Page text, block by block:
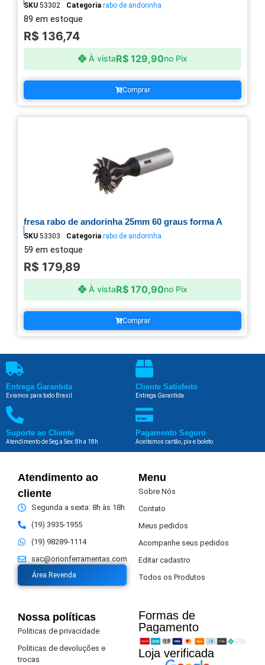
SKU 53302 Categoria rabo de andorinha
89 em estoque
R$ 136,74
À vistaR$129,90no Pix
Comprar
fresa rabo de andorinha 25mm 60 graus forma A
SKU 53303 Categoria rabo de andorinha
59 em estoque
R$ 179,89
À vistaR$170,90no Pix
Comprar
Entrega Garantida
Eviamos para todo Brasil
Cliente Satisfeito
Entrega Garantida
Suporte ao Cliente
Atendimento de Seg a Sex: 8h a 18h
Pagamento Seguro
Aceitamos cartão, pix e boleto
Atendimento ao
cliente
Segunda a sexta: 8h às 18h
(19) 3935-1955
(19) 98289-1114
sac@orionferramentas.com
Área Revenda
Menu
Sobre Nós
Contato
Meus pedidos
Acompanhe seus pedidos
Editar cadastro
Todos os Produtos
Nossa políticas
Politicas de privacidade
Politicas de devoluções e
trocas
Formas de
Pagamento​
Loja verificada